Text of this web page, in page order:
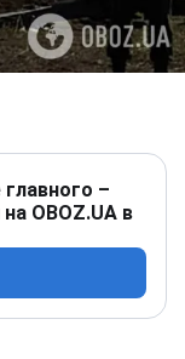
–
OBOZ.UA в